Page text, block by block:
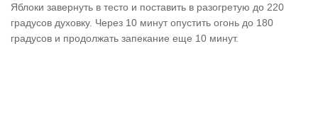
Яблоки завернуть в тесто и поставить в разогретую до 220
градусов духовку. Через 10 минут опустить огонь до 180
градусов и продолжать запекание еще 10 минут.